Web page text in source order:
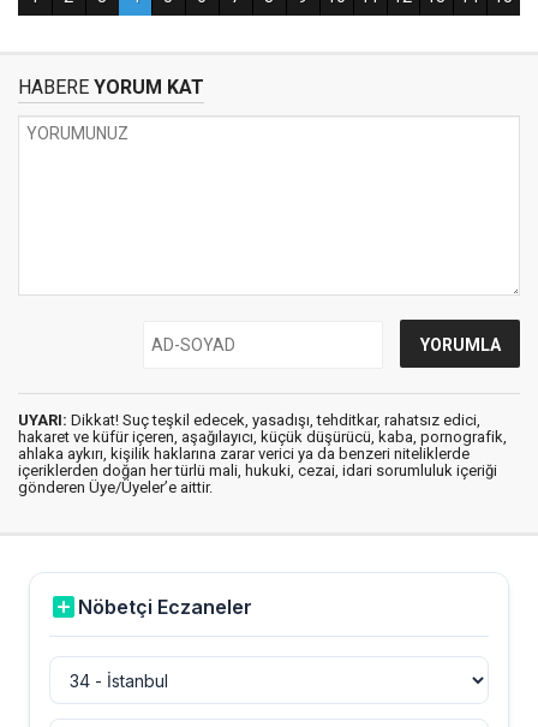
HABERE YORUM KAT
UYARI: Dikkat! Suç teşkil edecek, yasadışı, tehditkar, rahatsız edici,
hakaret ve küfür içeren, aşağılayıcı, küçük düşürücü, kaba, pornografik,
ahlaka aykırı, kişilik haklarına zarar verici ya da benzeri niteliklerde
içeriklerden doğan her türlü mali, hukuki, cezai, idari sorumluluk içeriği
gönderen Üye/Üyeler’e aittir.